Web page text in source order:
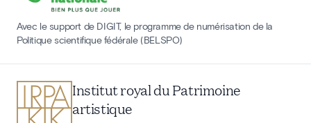
Avec le support de DIGIT, le programme de numérisation de la
Politique scientifique fédérale (BELSPO)
Institut royal du Patrimoine
artistique